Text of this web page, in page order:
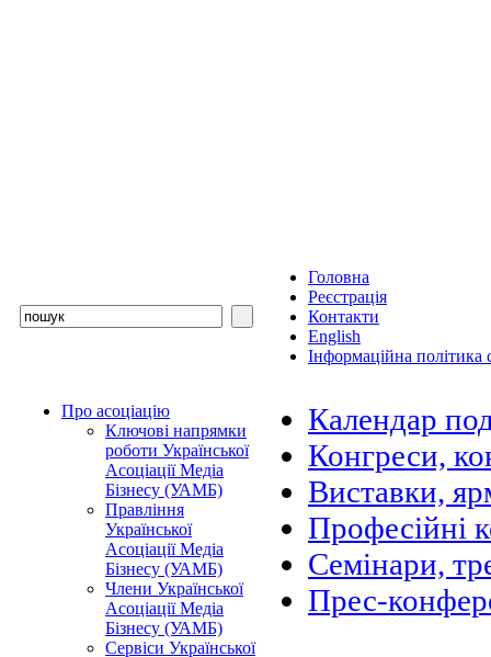
Головна
Реєстрація
Контакти
English
Інформаційна політика
Про асоціацію
Ключові напрямки
роботи Української
Асоціації Медіа
Бізнесу (УАМБ)
Правління
Української
Асоціації Медіа
Бізнесу (УАМБ)
Члени Української
Асоціації Медіа
Бізнесу (УАМБ)
Сервіси Української
Календар
Конгреси,
Виставки,
Професійні
Семінари,
Прес-